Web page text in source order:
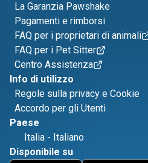
La Garanzia Pawshake
Pagamenti e rimborsi
FAQ per i proprietari di animali
FAQ per i Pet Sitter
Centro Assistenza
Info di utilizzo
Regole sulla privacy e Cookie
Accordo per gli Utenti
Paese
Italia - Italiano
Disponibile su